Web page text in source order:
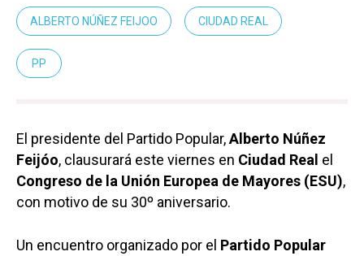
ALBERTO NÚÑEZ FEIJOO CIUDAD REAL
PP
El presidente del Partido Popular,Alberto Núñez
Feijóo, clausurará este viernes en Ciudad Real el
Congreso de la Unión Europea de Mayores (ESU),
con motivo de su 30º aniversario.
Un encuentro organizado por el Partido Popular